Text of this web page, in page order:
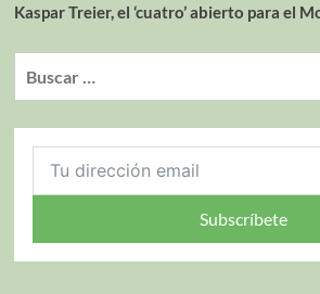
Kaspar Treier, el ‘cuatro’ abierto para el
Subscríbete